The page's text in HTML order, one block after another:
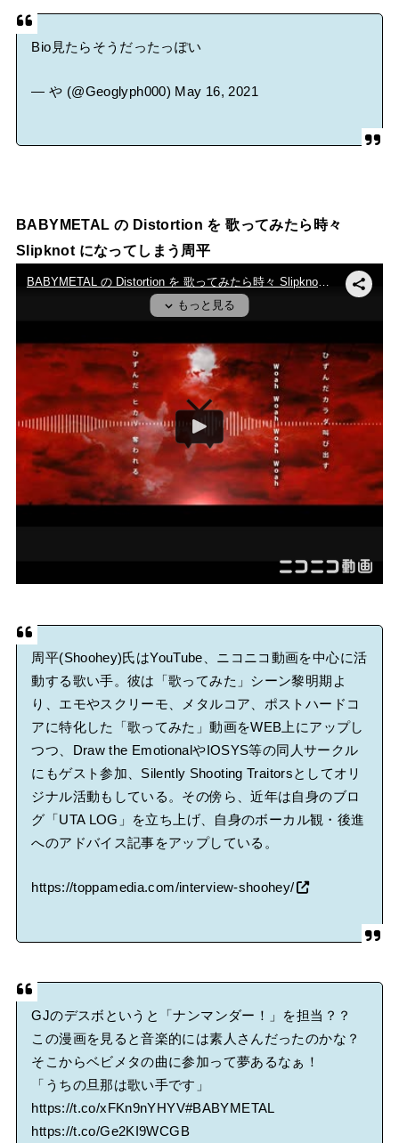
Bio見たらそうだったっぽい
— や (@Geoglyph000) May 16, 2021
BABYMETAL の Distortion を 歌ってみたら時々
Slipknot になってしまう周平
周平(Shoohey)氏はYouTube、ニコニコ動画を中心に活
動する歌い手。彼は「歌ってみた」シーン黎明期よ
り、エモやスクリーモ、メタルコア、ポストハードコ
アに特化した「歌ってみた」動画をWEB上にアップし
つつ、Draw the EmotionalやIOSYS等の同人サークル
にもゲスト参加、Silently Shooting Traitorsとしてオリ
ジナル活動もしている。その傍ら、近年は自身のブロ
グ「UTA LOG」を立ち上げ、自身のボーカル観・後進
へのアドバイス記事をアップしている。
https://toppamedia.com/interview-shoohey/
GJのデスボというと「ナンマンダー！」を担当？？
この漫画を見ると音楽的には素人さんだったのかな？
そこからベビメタの曲に参加って夢あるなぁ！
「うちの旦那は歌い手です」
https://t.co/xFKn9nYHYV#BABYMETAL
https://t.co/Ge2KI9WCGB